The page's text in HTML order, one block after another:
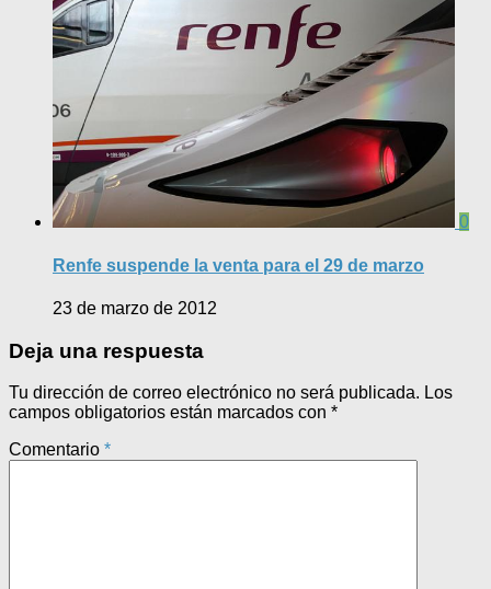
0
Renfe suspende la venta para el 29 de marzo
23 de marzo de 2012
Deja una respuesta
Tu dirección de correo electrónico no será publicada. Los
campos obligatorios están marcados con *
Comentario *